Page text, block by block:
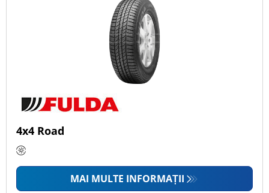
4x4 Road
MAI MULTE INFORMAȚII